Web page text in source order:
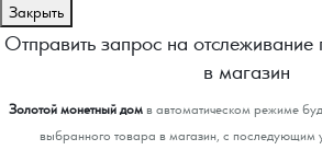
Закрыть
Отправить запрос на отслеживание
в магазин
Золотой монетный домв автоматическом режиме
выбранного товара в магазин, с последующим